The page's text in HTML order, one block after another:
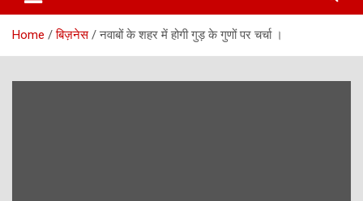
Home बिज़नेस नवाबों के शहर में होगी गुड़ के गुणों पर चर्चा ।